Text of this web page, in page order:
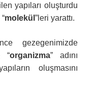
yapıları oluşturdu
molekül”leri yarattı.
gezegenimizde
“organizma” adını
oluşmasını